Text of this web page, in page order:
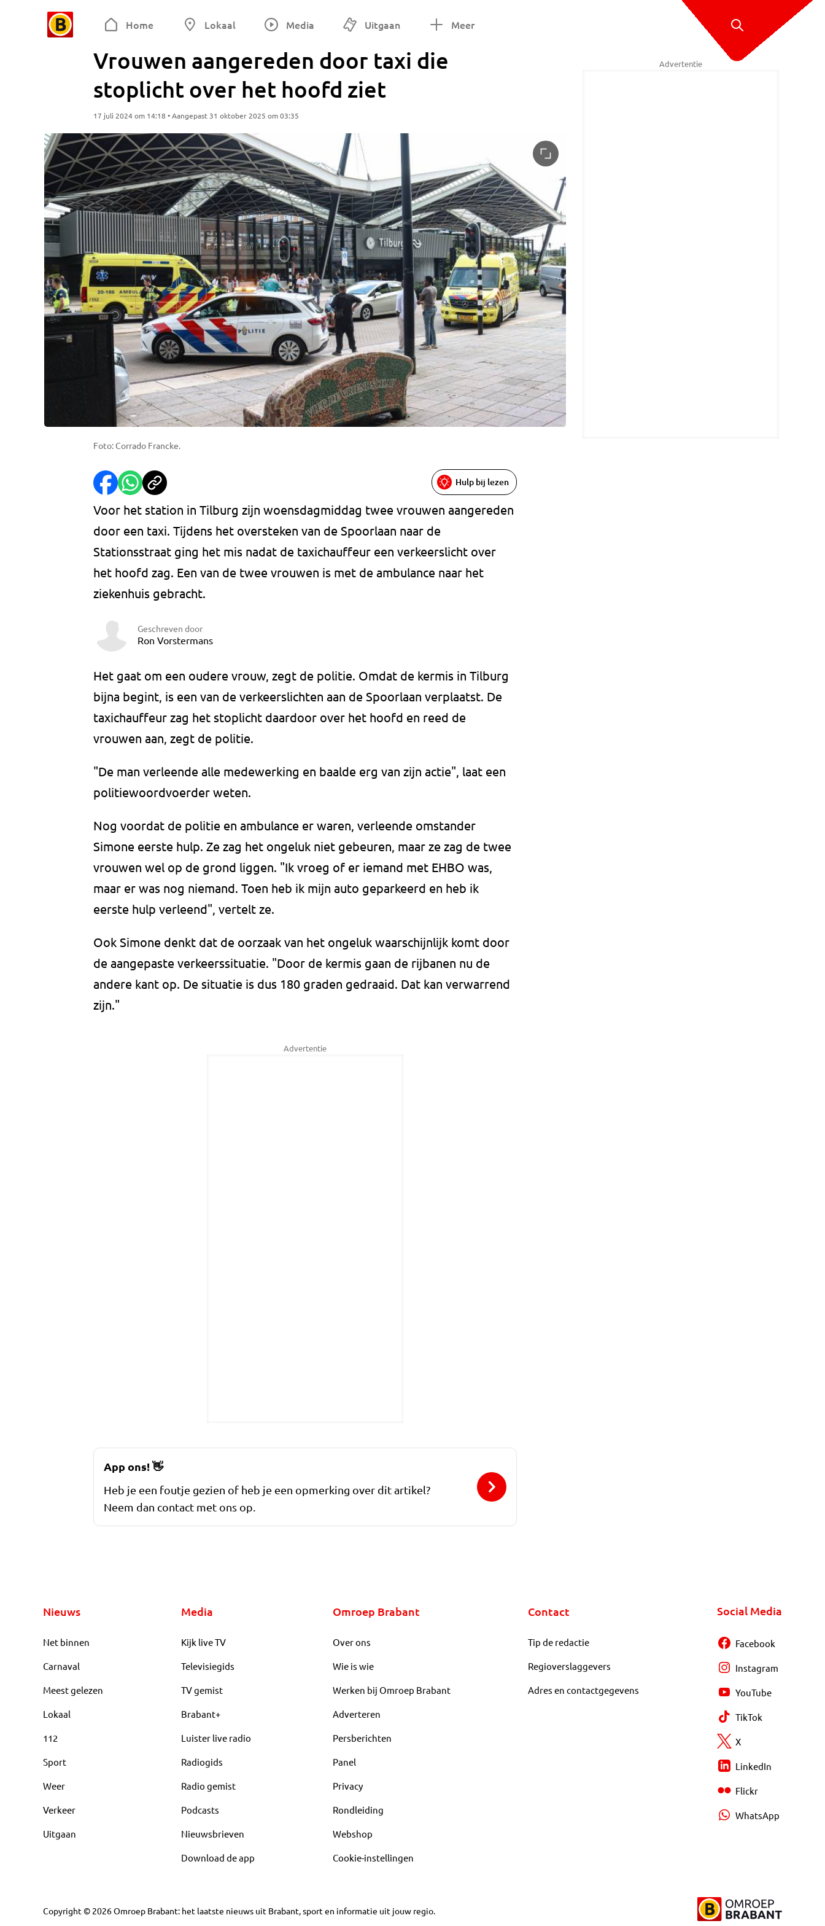
Home Lokaal Media Uitgaan Meer
Vrouwen aangereden door taxi die
stoplicht over het hoofd ziet
17 juli 2024 om 14:18 • Aangepast 31 oktober 2025 om 03:35
Foto: Corrado Francke.
Hulp bij lezen
Voor het station in Tilburg zijn woensdagmiddag twee vrouwen aangereden
door een taxi. Tijdens het oversteken van de Spoorlaan naar de
Stationsstraat ging het mis nadat de taxichauffeur een verkeerslicht over
het hoofd zag. Een van de twee vrouwen is met de ambulance naar het
ziekenhuis gebracht.
Geschreven door
Ron Vorstermans
Het gaat om een oudere vrouw, zegt de politie. Omdat de kermis in Tilburg
bijna begint, is een van de verkeerslichten aan de Spoorlaan verplaatst. De
taxichauffeur zag het stoplicht daardoor over het hoofd en reed de
vrouwen aan, zegt de politie.
"De man verleende alle medewerking en baalde erg van zijn actie", laat een
politiewoordvoerder weten.
Nog voordat de politie en ambulance er waren, verleende omstander
Simone eerste hulp. Ze zag het ongeluk niet gebeuren, maar ze zag de twee
vrouwen wel op de grond liggen. "Ik vroeg of er iemand met EHBO was,
maar er was nog niemand. Toen heb ik mijn auto geparkeerd en heb ik
eerste hulp verleend", vertelt ze.
Ook Simone denkt dat de oorzaak van het ongeluk waarschijnlijk komt door
de aangepaste verkeerssituatie. "Door de kermis gaan de rijbanen nu de
andere kant op. De situatie is dus 180 graden gedraaid. Dat kan verwarrend
zijn."
Advertentie
Advertentie
App ons!👋
Heb je een foutje gezien of heb je een opmerking over dit artikel?
Neem dan contact met ons op.
Nieuws
Net binnen
Carnaval
Meest gelezen
Lokaal
112
Sport
Weer
Verkeer
Uitgaan
Media
Kijk live TV
Televisiegids
TV gemist
Brabant+
Luister live radio
Radiogids
Radio gemist
Podcasts
Nieuwsbrieven
Download de app
Omroep Brabant
Over ons
Wie is wie
Werken bij Omroep Brabant
Adverteren
Persberichten
Panel
Privacy
Rondleiding
Webshop
Cookie-instellingen
Contact
Tip de redactie
Regioverslaggevers
Adres en contactgegevens
Social Media
Facebook
Instagram
YouTube
TikTok
X
LinkedIn
Flickr
WhatsApp
Copyright © 2026Omroep Brabant: het laatste nieuws uit Brabant, sport en informatie uit jouw regio.